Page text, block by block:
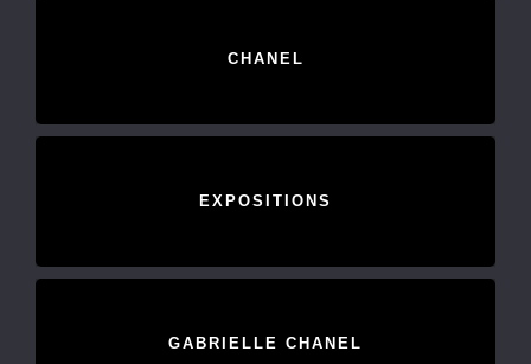
CHANEL
EXPOSITIONS
GABRIELLE CHANEL